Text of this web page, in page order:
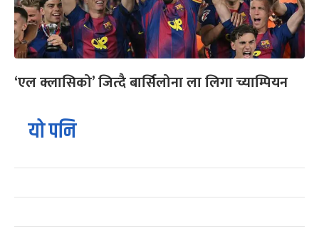
‘एल क्लासिको’ जित्दै बार्सिलोना ला लिगा च्याम्पियन
यो पनि